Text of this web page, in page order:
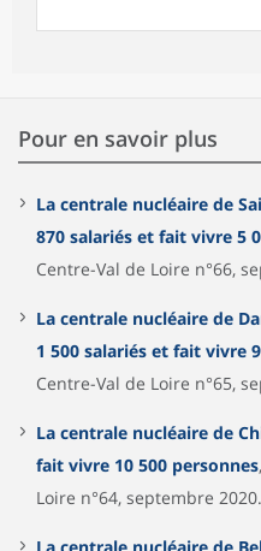
Pour en savoir plus
La centrale nucléaire de
870 salariés et fait vivre 5
Centre-Val de Loire n°66,
La centrale nucléaire de
1 500 salariés et fait vivre
Centre-Val de Loire n°65,
La centrale nucléaire de
fait vivre 10 500 personnes
Loire n°64, septembre 2020.